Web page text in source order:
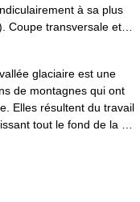
à sa plus
Coupe transversale et…
glaciaire est une
de montagnes qui ont
Elles résultent du travail
tout le fond de la …